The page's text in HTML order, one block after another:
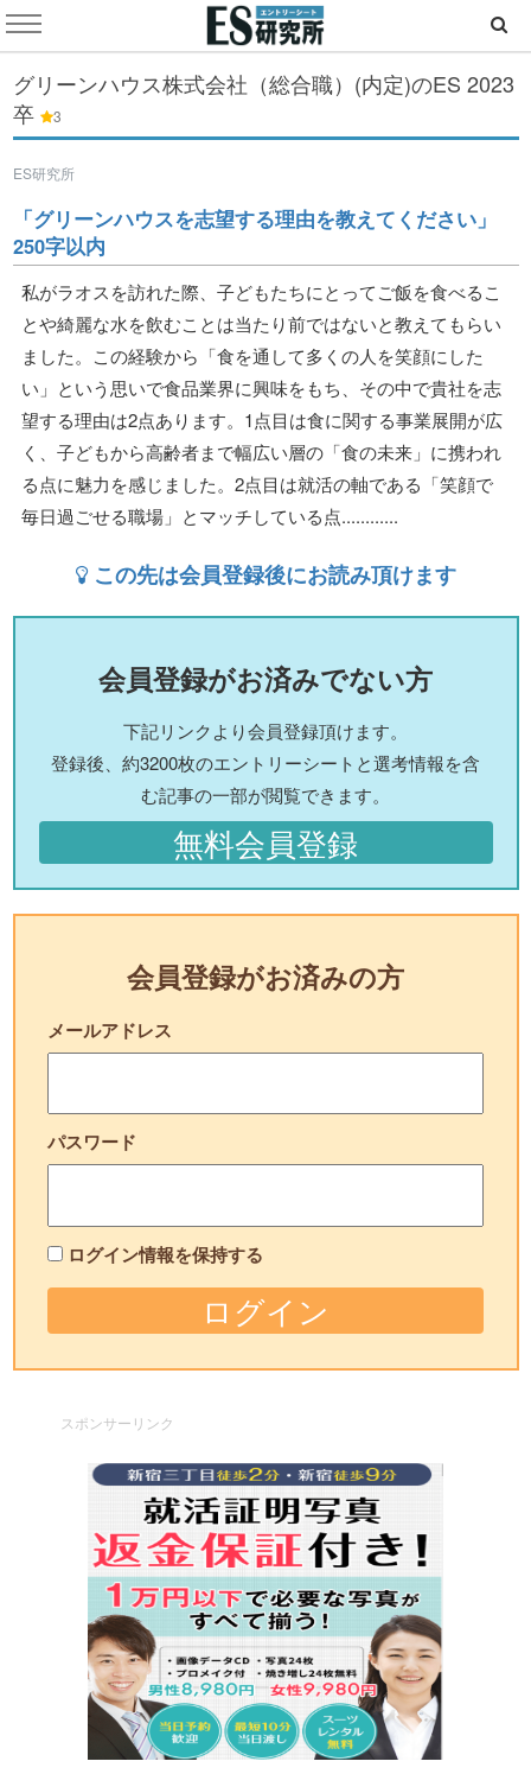
グリーンハウス株式会社（総合職）(内定)のES 2023
卒
3
ES研究所
「グリーンハウスを志望する理由を教えてください」
250字以内
私がラオスを訪れた際、子どもたちにとってご飯を食べるこ
とや綺麗な水を飲むことは当たり前ではないと教えてもらい
ました。この経験から「食を通して多くの人を笑顔にした
い」という思いで食品業界に興味をもち、その中で貴社を志
望する理由は2点あります。1点目は食に関する事業展開が広
く、子どもから高齢者まで幅広い層の「食の未来」に携われ
る点に魅力を感じました。2点目は就活の軸である「笑顔で
毎日過ごせる職場」とマッチしている点............
この先は会員登録後にお読み頂けます
会員登録がお済みでない方
下記リンクより会員登録頂けます。
登録後、約3200枚のエントリーシートと選考情報を含
む記事の一部が閲覧できます。
無料会員登録
会員登録がお済みの方
メールアドレス
パスワード
ログイン情報を保持する
スポンサーリンク